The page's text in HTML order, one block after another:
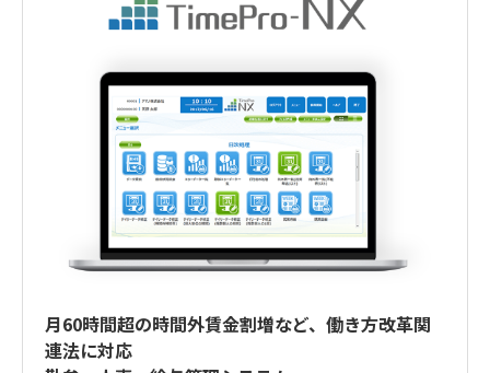
月60時間超の時間外賃金割増など、働き方改革関
連法に対応